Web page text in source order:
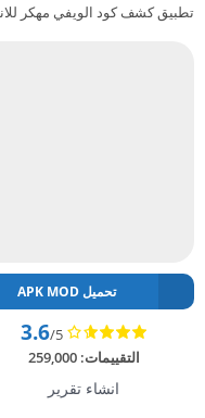
تطبيق كشف كود الويفي‎ مهكر للاندرويد 2024 – ابك دارويد
تحميل APK MOD
3.6/5
التقييمات:259,000
انشاء تقرير